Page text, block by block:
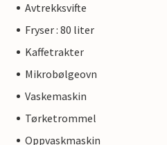
Avtrekksvifte
Fryser : 80 liter
Kaffetrakter
Mikrobølgeovn
Vaskemaskin
Tørketrommel
Oppvaskmaskin